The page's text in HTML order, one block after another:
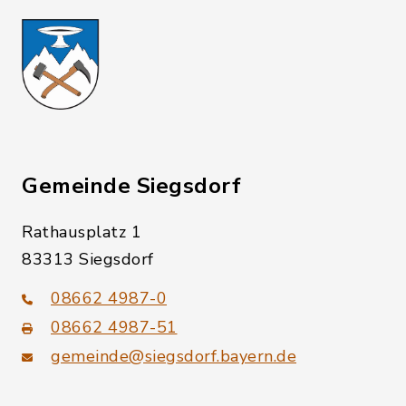
Gemeinde Siegsdorf
Rathausplatz 1
83313 Siegsdorf
08662 4987-0
08662 4987-51
gemeinde@siegsdorf.bayern.de